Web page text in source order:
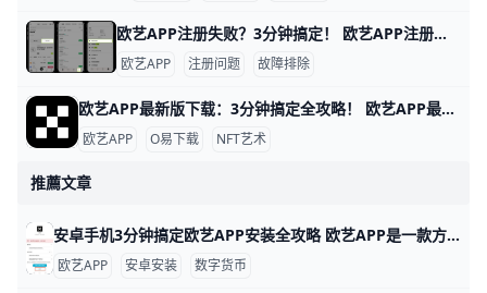
欧艺APP注册失败？3分钟搞定！ 欧艺APP注册不了？别担心，很多用户都遇到过这个问题。通常原因是网络不稳、验证码没收到，或者APP版本太旧。下面一步步教你解决，跟着做就能行。
欧艺APP 注册问题 故障排除
欧艺APP最新版下载：3分钟搞定全攻略！ 欧艺APP最新版下载全指南 想下载欧艺APP最新版吗？它属于O易歐yi生态的艺术类应用，现在最新版是v6.135.1（安卓）或App Store对应iOS版，2026年更新支持更多NFT艺术浏览和交易功能。
欧艺APP O易下载 NFT艺术
推薦文章
安卓手机3分钟搞定欧艺APP安装全攻略 欧艺APP是一款方便的数字资产交易工具，很多安卓手机用户想安装它来买卖比特币或以太坊。安装过程简单，只需3-5分钟，通常下载APK文件大小约50MB，适用于安卓5.0及以上系统。比如小米、华为或OPPO手机都能轻松操作。
欧艺APP 安卓安装 数字货币